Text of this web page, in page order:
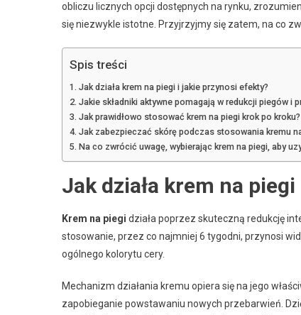
obliczu licznych opcji dostępnych na rynku,
się niezwykle istotne. Przyjrzyjmy się zatem, na co
Spis treści
Jak działa krem na piegi i jakie przynosi efekty?
Jakie składniki aktywne pomagają w redukcji piegów i
Jak prawidłowo stosować krem na piegi krok po kroku?
Jak zabezpieczać skórę podczas stosowania kremu
Na co zwrócić uwagę, wybierając krem na piegi, aby
Jak działa krem na
Krem na piegi działa poprzez skuteczną redukcję
stosowanie, przez co najmniej 6 tygodni, przynosi
ogólnego kolorytu cery.
Mechanizm działania kremu opiera się na jego
zapobieganie powstawaniu nowych przebarwień.